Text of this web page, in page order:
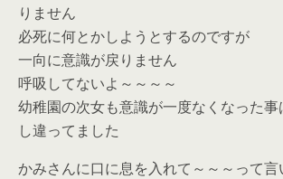
りません
必死に何とかしようとするのですが
一向に意識が戻りません
呼吸してないよ～～～～
幼稚園の次女も意識が一度なくなった
し違ってました
かみさんに口に息を入れて～～～って言